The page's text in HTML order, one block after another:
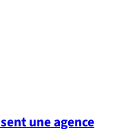
une agence